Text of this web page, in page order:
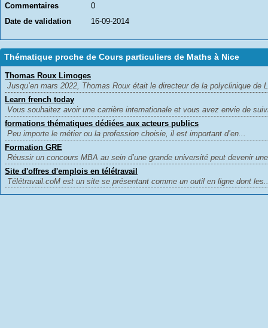
Commentaires
0
Date de validation
16-09-2014
Thématique proche de Cours particuliers de Maths à Nice
Thomas Roux Limoges
Jusqu’en mars 2022, Thomas Roux était le directeur de la polyclinique de
Learn french today
Vous souhaitez avoir une carrière internationale et vous avez envie de
formations thématiques dédiées aux acteurs publics
Peu importe le métier ou la profession choisie, il est important d’en...
Formation GRE
Réussir un concours MBA au sein d’une grande université peut devenir
Site d'offres d'emplois en télétravail
Télétravail.coM est un site se présentant comme un outil en ligne dont